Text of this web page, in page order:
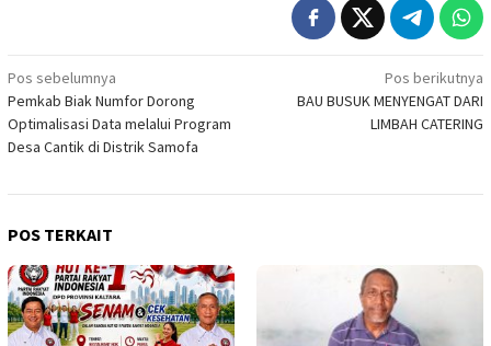
Navigasi
pos
Pos sebelumnya
Pemkab Biak Numfor Dorong
Optimalisasi Data melalui Program
Desa Cantik di Distrik Samofa
Pos berikutnya
BAU BUSUK MENYENGAT DARI
LIMBAH CATERING
POS TERKAIT